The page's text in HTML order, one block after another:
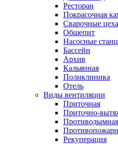
Ресторан
Покрасочная
Сварочные цеха
Общепит
Насосные
Бассейн
Архив
Кальянная
Поликлиника
Отель
Виды вентиляции
Приточная
Приточно-
Противодымная
Рекуперация